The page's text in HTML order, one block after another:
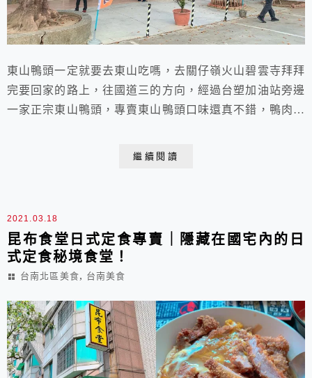
東山鴨頭一定就要去東山吃嗎，去關仔嶺火山碧雲寺拜拜
完要回家的路上，往國道三的方向，經過台塑加油站旁邊
一家正宗東山鴨頭，專賣東山鴨頭口味還真不錯，鴨肉味
繼續閱讀
2021.03.18
昆布食堂日式定食專賣｜隱藏在國宅內的日
式定食秘境食堂！
台南北區美食, 台南美食